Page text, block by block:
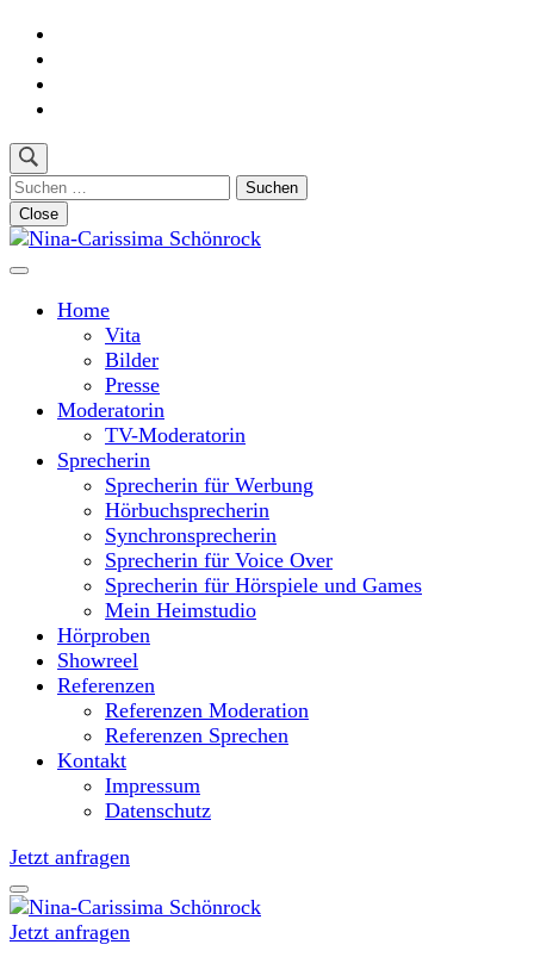
Skip
content
(Press
Suchen
nach:
Close
Nina-Carissima Schönrock
Home
Vita
Bilder
Presse
Moderatorin
TV-Moderatorin
Sprecherin
Sprecherin für Werbung
Hörbuchsprecherin
Synchronsprecherin
Sprecherin für Voice Over
Sprecherin für Hörspiele und Games
Mein Heimstudio
Hörproben
Showreel
Referenzen
Referenzen Moderation
Referenzen Sprechen
Kontakt
Impressum
Datenschutz
Jetzt anfragen
Jetzt anfragen